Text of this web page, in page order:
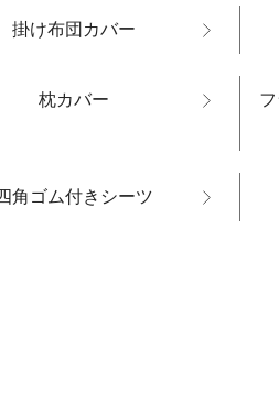
掛け布団カバー
枕カバー
角ゴム付きシーツ